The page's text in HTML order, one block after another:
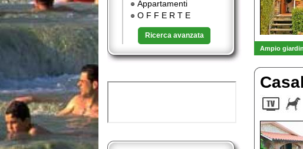
Appartamenti
O F F E R T E
Ricerca avanzata
Ampio